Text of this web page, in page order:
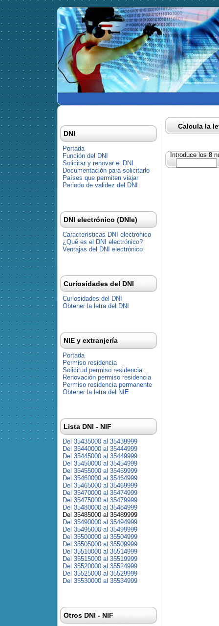
Calcula la
Introduce los 8
DNI
Portada
Función del DNI
Solicitar y renovar el DNI
Documentación para solicitarlo
Países que permiten viajar
Periodo de validez del DNI
DNI electrónico (DNIe)
Características DNI electrónico
¿Qué es el DNI electrónico?
Ventajas del DNI electrónico
Curiosidades del DNI
Curiosidades del DNI
Obtener la letra del DNI
NIE y extranjería
Portada
Permiso residencia
Solicitud permiso residencia
Renovación permiso residencia
Permiso residencia permanente
Obtener la letra del NIE
Lista DNI - NIF
Del 35435000 al 35439999
Del 35440000 al 35444999
Del 35445000 al 35449999
Del 35450000 al 35454999
Del 35455000 al 35459999
Del 35460000 al 35464999
Del 35465000 al 35469999
Del 35470000 al 35474999
Del 35475000 al 35479999
Del 35480000 al 35484999
Del 35485000 al 35489999
Del 35490000 al 35494999
Del 35495000 al 35499999
Del 35500000 al 35504999
Del 35505000 al 35509999
Del 35510000 al 35514999
Del 35515000 al 35519999
Del 35520000 al 35524999
Del 35525000 al 35529999
Del 35530000 al 35534999
Otros DNI - NIF